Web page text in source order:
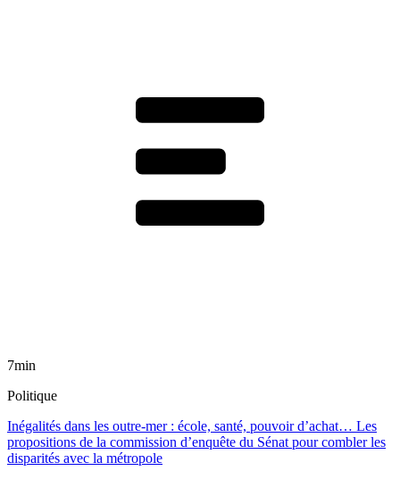
7min
Politique
Inégalités dans les outre-mer : école, santé, pouvoir d’achat… Les
propositions de la commission d’enquête du Sénat pour combler les
disparités avec la métropole